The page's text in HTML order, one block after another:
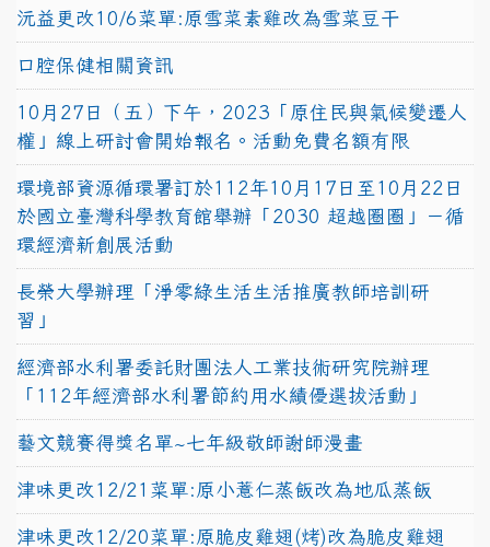
沅益更改10/6菜單:原雪菜素雞改為雪菜豆干
口腔保健相關資訊
10月27日（五）下午，2023「原住民與氣候變遷人
權」線上研討會開始報名。活動免費名額有限
環境部資源循環署訂於112年10月17日至10月22日
於國立臺灣科學教育館舉辦「2030 超越圈圈」－循
環經濟新創展活動
長榮大學辦理「淨零綠生活生活推廣教師培訓研
習」
經濟部水利署委託財團法人工業技術研究院辦理
「112年經濟部水利署節約用水績優選拔活動」
藝文競賽得獎名單~七年級敬師謝師漫畫
津味更改12/21菜單:原小薏仁蒸飯改為地瓜蒸飯
津味更改12/20菜單:原脆皮雞翅(烤)改為脆皮雞翅